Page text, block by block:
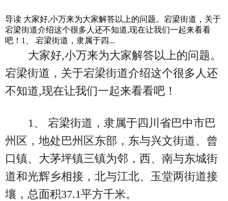
导读 大家好,小万来为大家解答以上的问题。宕梁街道，关于
宕梁街道介绍这个很多人还不知道,现在让我们一起来看看
吧！1、 宕梁街道，隶属于四...
大家好,小万来为大家解答以上的问题。
宕梁街道，关于宕梁街道介绍这个很多人还
不知道,现在让我们一起来看看吧！
1、 宕梁街道，隶属于四川省巴中市巴
州区，地处巴州区东部，东与兴文街道、曾
口镇、大茅坪镇三镇为邻，西、南与东城街
道和光辉乡相接，北与江北、玉堂两街道接
壤，总面积37.1平方千米。